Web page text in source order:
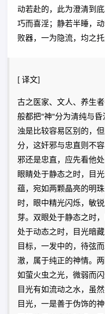
动若赴的，此为澄清到
巧而喜淫；静若半睡，
败器，一为隐流，均之
[ 译文]
古之医家、文人、养生
般都把"神"分为清纯与
浊是比较容易区别的，
分，这奸邪与忠直则不
邪还是忠直，应先看他
眼睛处于静态之时，目
蕴，宛如两颗晶亮的明
时，眼中精光闪烁，敏
芽。双眼处于静态之时
处于动态之时，目光暗
目标，一发中的，待弦
澈，属于纯正的神情。
如萤火虫之光，微弱而
目光有如流动之水，虽
目光，一是善于伪饰的